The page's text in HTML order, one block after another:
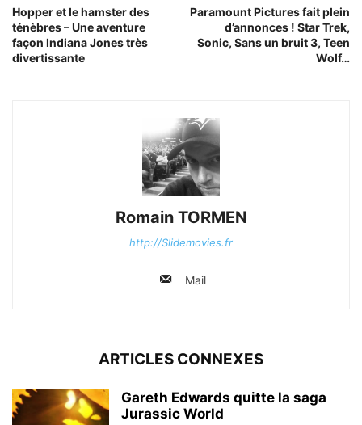
Hopper et le hamster des
ténèbres – Une aventure
façon Indiana Jones très
divertissante
Paramount Pictures fait plein
d’annonces ! Star Trek,
Sonic, Sans un bruit 3, Teen
Wolf…
Romain TORMEN
http://Slidemovies.fr
Mail
ARTICLES CONNEXES
Gareth Edwards quitte la saga
Jurassic World